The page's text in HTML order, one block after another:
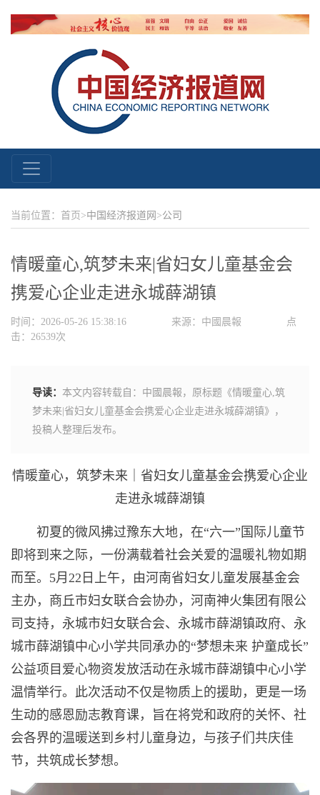
当前位置：首页>中国经济报道网 >公司
情暖童心,筑梦未来|省妇女儿童基金会
携爱心企业走进永城薛湖镇
时间：2026-05-26 15:38:16 来源：中國晨報
点
击：26539次
导读： 本文内容转载自：中國晨報，原标题《情暖童心,筑
梦未来|省妇女儿童基金会携爱心企业走进永城薛湖镇》，
投稿人整理后发布。
情暖童心，筑梦未来｜省妇女儿童基金会携爱心企业
走进永城薛湖镇
初夏的微风拂过豫东大地，在“六一”国际儿童节
即将到来之际，一份满载着社会关爱的温暖礼物如期
而至。5月22日上午，由河南省妇女儿童发展基金会
主办，商丘市妇女联合会协办，河南神火集团有限公
司支持，永城市妇女联合会、永城市薛湖镇政府、永
城市薛湖镇中心小学共同承办的“梦想未来 护童成长”
公益项目爱心物资发放活动在永城市薛湖镇中心小学
温情举行。此次活动不仅是物质上的援助，更是一场
生动的感恩励志教育课，旨在将党和政府的关怀、社
会各界的温暖送到乡村儿童身边，与孩子们共庆佳
节，共筑成长梦想。